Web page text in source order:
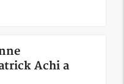
Achi a